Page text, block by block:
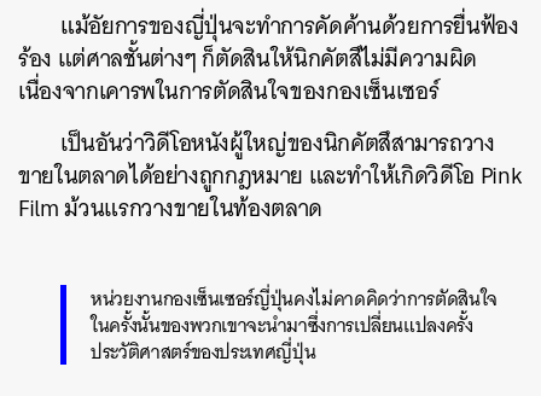
แม้อัยการของญี่ปุ่นจะทำการคัดค้านด้วยการยื่นฟ้อง
ร้อง แต่ศาลชั้นต่างๆ ก็ตัดสินให้นิกคัตสึไม่มีความผิด
เนื่องจากเคารพในการตัดสินใจของกองเซ็นเซอร์
เป็นอันว่าวิดีโอหนังผู้ใหญ่ของนิกคัตสึสามารถวาง
ขายในตลาดได้อย่างถูกกฎหมาย และทำให้เกิดวิดีโอ Pink
Film ม้วนแรกวางขายในท้องตลาด
หน่วยงานกองเซ็นเซอร์ญี่ปุ่นคงไม่คาดคิดว่าการตัดสินใจ
ในครั้งนั้นของพวกเขาจะนำมาซึ่งการเปลี่ยนแปลงครั้ง
ประวัติศาสตร์ของประเทศญี่ปุ่น
SHARE TWEET LINE